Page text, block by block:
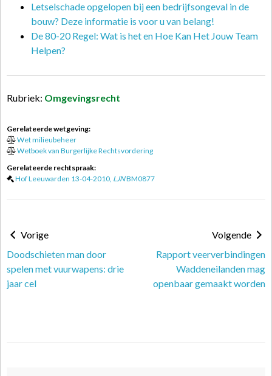
Letselschade opgelopen bij een bedrijfsongeval in de
bouw? Deze informatie is voor u van belang!
De 80-20 Regel: Wat is het en Hoe Kan Het Jouw Team
Helpen?
Rubriek: Omgevingsrecht
Gerelateerde wetgeving:
Wet milieubeheer
Wetboek van Burgerlijke Rechtsvordering
Gerelateerde rechtspraak:
Hof Leeuwarden 13-04-2010, LJNBM0877
Vorige
Doodschieten man door
spelen met vuurwapens: drie
jaar cel
Volgende
Rapport veerverbindingen
Waddeneilanden mag
openbaar gemaakt worden